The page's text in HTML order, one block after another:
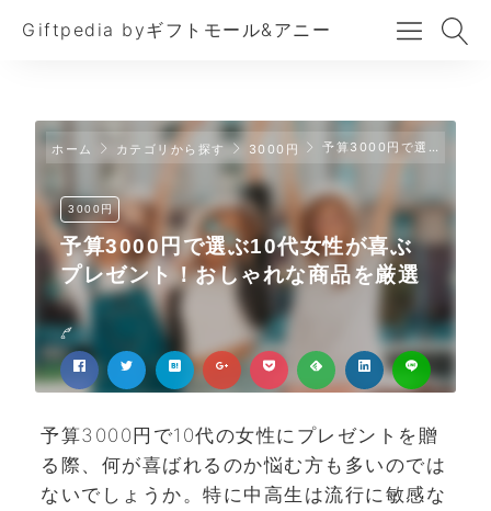
Giftpedia byギフトモール&アニー
ホーム カテゴリから探す 3000円 予算3000円で選ぶ10代女性が喜ぶプレゼント！おしゃれな商品を厳選
3000円
予算3000円で選ぶ10代女性が喜ぶ
プレゼント！おしゃれな商品を厳選
予算3000円で10代の女性にプレゼントを贈
る際、何が喜ばれるのか悩む方も多いのでは
ないでしょうか。特に中高生は流行に敏感な